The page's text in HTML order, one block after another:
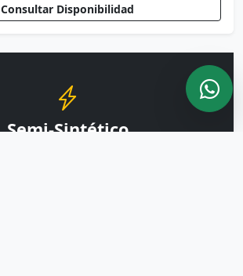
Consultar Disponibilidad
Semi-Sintético